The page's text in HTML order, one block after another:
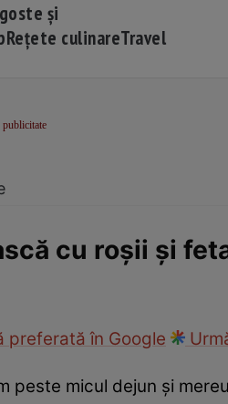
și
Rețete culinareTravel
cu roşii şi
preferată în Google
peste micul dejun şi